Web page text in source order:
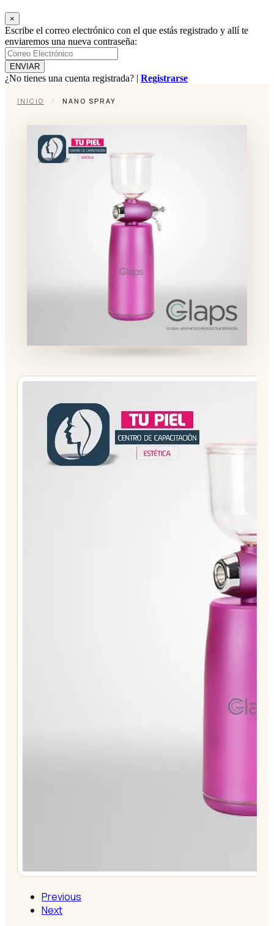
×
Escribe el correo electrónico con el que estás registrado y allí te
enviaremos una nueva contraseña:
¿No tienes una cuenta registrada? | Registrarse
INICIO / NANO SPRAY
Previous
Next